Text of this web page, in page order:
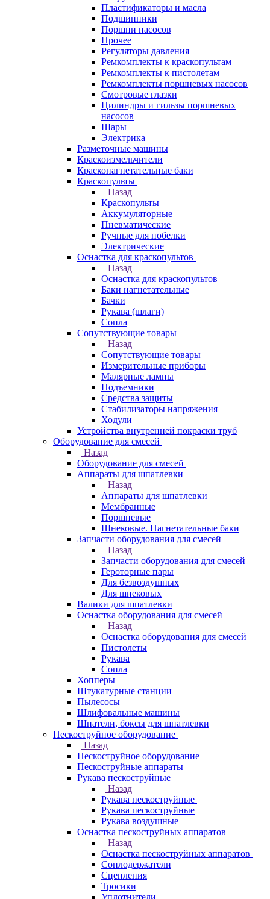
Пластификаторы и масла
Подшипники
Поршни насосов
Прочее
Регуляторы давления
Ремкомплекты к краскопультам
Ремкомплекты к пистолетам
Ремкомплекты поршневых насосов
Смотровые глазки
Цилиндры и гильзы поршневых
насосов
Шары
Электрика
Разметочные машины
Краскоизмельчители
Красконагнетательные баки
Краскопульты
Назад
Краскопульты
Аккумуляторные
Пневматические
Ручные для побелки
Электрические
Оснастка для краскопультов
Назад
Оснастка для краскопультов
Баки нагнетательные
Бачки
Рукава (шлаги)
Сопла
Сопутствующие товары
Назад
Сопутствующие товары
Измерительные приборы
Малярные лампы
Подъемники
Средства защиты
Стабилизаторы напряжения
Ходули
Устройства внутренней покраски труб
Оборудование для смесей
Назад
Оборудование для смесей
Аппараты для шпатлевки
Назад
Аппараты для шпатлевки
Мембранные
Поршневые
Шнековые. Нагнетательные баки
Запчасти оборудования для смесей
Назад
Запчасти оборудования для смесей
Героторные пары
Для безвоздушных
Для шнековых
Валики для шпатлевки
Оснастка оборудования для смесей
Назад
Оснастка оборудования для смесей
Пистолеты
Рукава
Сопла
Хопперы
Штукатурные станции
Пылесосы
Шлифовальные машины
Шпатели, боксы для шпатлевки
Пескоструйное оборудование
Назад
Пескоструйное оборудование
Пескоструйные аппараты
Рукава пескоструйные
Назад
Рукава пескоструйные
Рукава пескоструйные
Рукава воздушные
Оснастка пескоструйных аппаратов
Назад
Оснастка пескоструйных аппаратов
Соплодержатели
Сцепления
Тросики
Уплотнители